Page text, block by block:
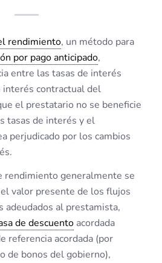
rendimiento, un método para
por pago anticipado,
entre las tasas de interés
contractual del
el prestatario no se beneficie
tasas de interés y el
perjudicado por los cambios
rendimiento generalmente se
valor presente de los flujos
adeudados al prestamista,
de descuentoacordada
referencia acordada (por
de bonos del gobierno),